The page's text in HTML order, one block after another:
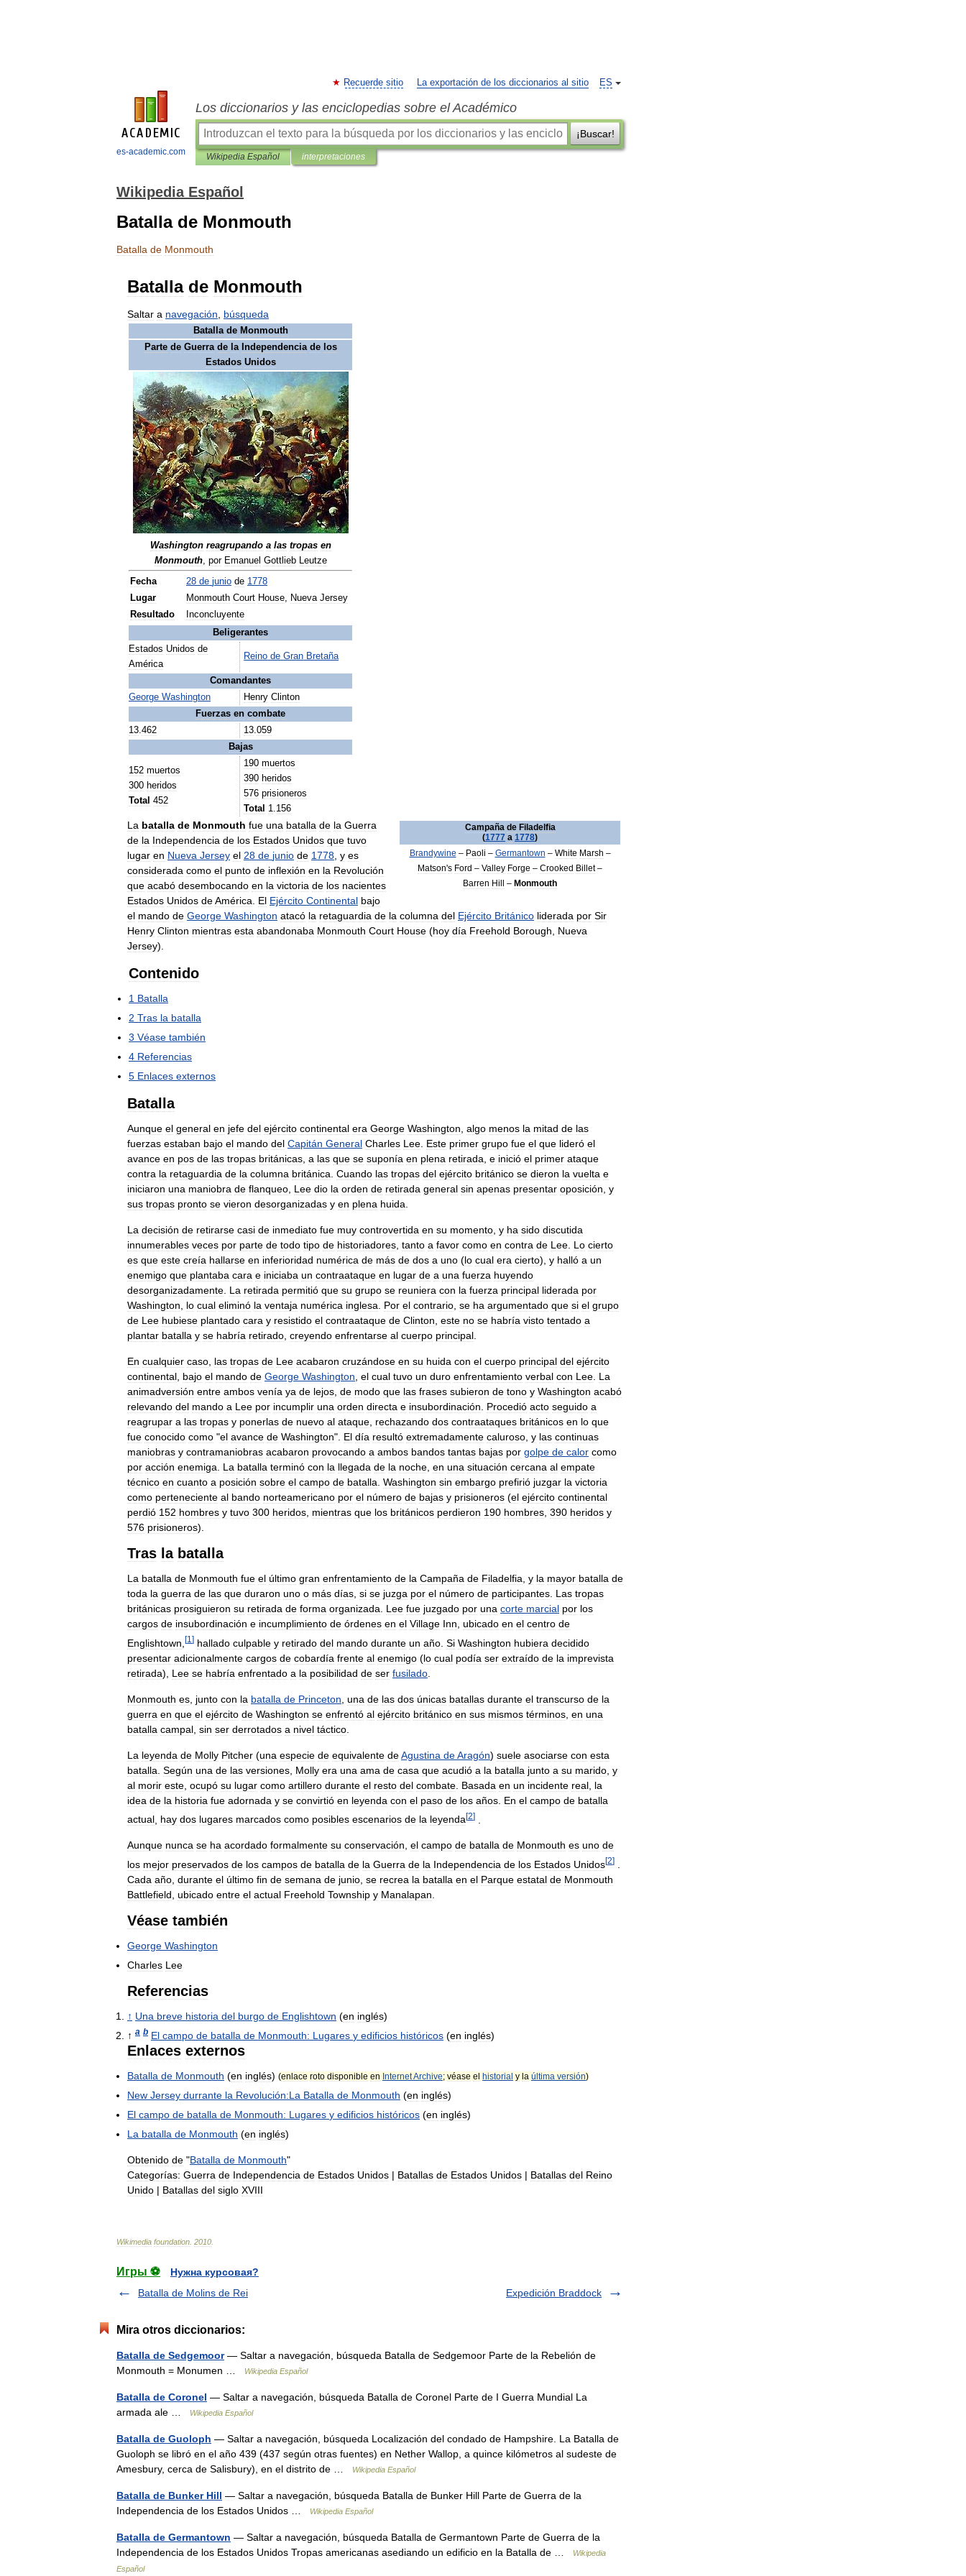
es-academic.com
ES
Recuerde sitio La exportación de los diccionarios al sitio
Los diccionarios y las enciclopedias sobre el Académico
¡Buscar!
Wikipedia Español interpretaciones
Wikipedia Español
Batalla de Monmouth
Batalla de Monmouth
Batalla de Monmouth
Saltar a navegación búsqueda
Batalla de Monmouth
Parte de Guerra de la Independencia de
los
Estados Unidos
Washington reagrupando a las tropas en
Monmouth, por Emanuel Gottlieb Leutze
Fecha 28 de junio de 1778
Lugar
Monmouth Court House, Nueva Jersey
Resultado
Inconcluyente
Beligerantes
Estados Unidos de
América
Reino de Gran Bretaña
Comandantes
George Washington Henry Clinton
Fuerzas en combate
13.462 13.059
Bajas
152 muertos
300 heridos
Total 452
190 muertos
390 heridos
576 prisioneros
Total 1.156
Campaña de Filadelfia
(1777 a 1778)
Brandywine – Paoli – Germantown – White Marsh –
Matson's Ford – Valley Forge – Crooked Billet–
Barren Hill – Monmouth
La batalla de Monmouth fue una batalla de la Guerra
de la Independencia de los Estados Unidos que tuvo
lugar en Nueva Jersey el 28 de junio de 1778 y es
considerada como el punto de inflexión en la Revolución
que acabó desembocando en la victoria de los nacientes
Estados Unidos deAmérica El Ejército Continental bajo
el mando de George Washington atacó la retaguardia de la columna del Ejército Británico liderada por Sir
Henry Clinton mientras esta abandonaba Monmouth Court House (hoy día Freehold Borough
Nueva
Jersey).
Contenido
1 Batalla
2 Tras la batalla
3 Véase también
4 Referencias
5 Enlaces externos
Batalla
Aunque el general en jefe del ejército continental era George Washington algo menos la mitad de las
fuerzas estaban bajo el mando del Capitán General Charles Lee Este primer grupo fue el que lideró el
avance en pos de las tropas británicas a las que se suponía en plena retirada e inició el primer ataque
contra la retaguardia de la columna británica Cuando las tropas del ejército británico se dieron la vuelta e
iniciaron una maniobra de flanqueo Lee dio la orden de retirada general sin apenas presentar oposición y
sus tropas pronto se vieron desorganizadas y en plena huida
La decisión de retirarse casi de inmediato fue muy controvertida en su momento y ha sido discutida
innumerables veces por parte de todo tipo de historiadores tanto a favor como en contra de Lee Lo cierto
es que este creía hallarse en inferioridad numérica de más de dos a uno (lo cual era cierto), y halló a un
enemigo que plantaba cara e iniciaba un contraataque en lugar de a una fuerza huyendo
desorganizadamente La retirada permitió que su grupo se reuniera con la fuerza principal liderada por
Washington
lo cual eliminó la ventaja numérica inglesa Por el contrario se ha argumentado que si el grupo
de Lee hubiese plantado cara y resistido el contraataque de Clinton este no se habría visto tentado a
plantar batalla y se habría retirado creyendo enfrentarse al cuerpo principal
En cualquier caso las tropas de Lee acabaron cruzándose en su huida con el cuerpo principal del ejército
continental bajo el mando de George Washington el cual tuvo un duro enfrentamiento verbal con Lee La
animadversión entre ambos venía ya de lejos de modo que las frases subieron de tono y Washington acabó
relevando del mando a Lee por incumplir una orden directa e insubordinación Procedió acto seguido a
reagrupar a las tropas y ponerlas de nuevo al ataque rechazando dos contraataques británicos en lo que
fue conocido como "el avance de Washington". El día resultó extremadamente caluroso y las continuas
maniobras y contramaniobras acabaron provocando a ambos bandos tantas bajas por golpe de calor como
por acción enemiga La batalla terminó con la llegada de la noche en una situación cercana al empate
técnico en cuanto a posición sobre el campo de batalla Washington sin embargo prefirió juzgar la victoria
como perteneciente al bando norteamericano por el número de bajas y prisioneros (el ejército continental
perdió 152 hombres y tuvo 300 heridos mientras que los británicos perdieron 190 hombres 390 heridos y
576 prisioneros).
Tras la batalla
La batalla de Monmouth fue el último gran enfrentamiento de la Campaña de Filadelfia y la mayor batalla de
toda la guerra de las que duraron uno o más días si se juzga por el número de participantes Las tropas
británicas prosiguieron su retirada de forma organizada Lee fue juzgado por una corte marcial por los
cargos de insubordinación e incumplimiento de órdenes en el Village Inn ubicado en el centro de
Englishtown [1 ] hallado culpable y retirado del mando durante un año Si Washington hubiera decidido
presentar adicionalmente cargos de cobardía frente al enemigo (lo cual podía ser extraído de la imprevista
retirada), Lee se habría enfrentado a la posibilidad de ser fusilado
Monmouth es junto con la batalla de Princeton una de las dos únicas batallas durante el transcurso de la
guerra en que el ejército de Washington se enfrentó al ejército británico en sus mismos términos en una
batalla campal sin ser derrotados a nivel táctico
La leyenda de Molly Pitcher (una especie de equivalente deAgustina deAragón) suele asociarse con esta
batalla Según una de las versiones Molly era una ama de casa que acudió a la batalla junto a su marido y
al morir este ocupó su lugar como artillero durante el resto del combate Basada en un incidente real la
idea de la historia fue adornada y se convirtió en leyenda con el paso de los años En el campo de batalla
actual hay dos lugares marcados como posibles escenarios de la leyenda[2]
Aunque nunca se ha acordado formalmente su conservación, el campo de batalla de Monmouth es uno de
los mejor preservados de los campos de batalla de la Guerra de la Independencia de los Estados Unidos[2]
Cada año durante el último fin de semana de junio se recrea la batalla en el Parque estatal de Monmouth
Battlefield ubicado entre el actual Freehold Township y Manalapan
Véase también
George Washington
Charles Lee
Referencias
↑ Una breve historia del burgo de Englishtown (en inglés)
↑ a b El campo de batalla de Monmouth: Lugares y edificios históricos (en inglés)
Enlaces externos
Batalla de Monmouth (en inglés) (enlace roto disponible en InternetArchive; véase el historial y la última versión)
New Jersey durrante la Revolución:La Batalla de Monmouth (en inglés)
El campo de batalla de Monmouth: Lugares y edificios históricos (en inglés)
La batalla de Monmouth (en inglés)
Obtenido de "Batalla de Monmouth"
Categorías: Guerra de Independencia de Estados Unidos | Batallas de Estados Unidos | Batallas del Reino
Unido | Batallas del siglo XVIII
Wikimedia foundation 2010
Игры ⚽
Нужна курсовая?
Batalla de Molins de Rei
Expedición Braddock
Mira otros diccionarios:
Batalla de Sedgemoor— Saltar a navegación, búsqueda Batalla de Sedgemoor Parte de la Rebelión de
Monmouth = Monumen …
Wikipedia Español
Batalla de Coronel — Saltar a navegación, búsqueda Batalla de Coronel Parte de I Guerra Mundial La
armada ale …
Wikipedia Español
Batalla de Guoloph — Saltar a navegación, búsqueda Localización del condado de Hampshire. La Batalla de
Guoloph se libró en el año 439 (437 según otras fuentes) en Nether Wallop, a quince kilómetros al sudeste de
Amesbury, cerca de Salisbury), en el distrito de …
Wikipedia Español
Batalla de Bunker Hill — Saltar a navegación, búsqueda Batalla de Bunker Hill Parte de Guerra de la
Independencia de los Estados Unidos …
Wikipedia Español
Batalla de Germantown — Saltar a navegación, búsqueda Batalla de Germantown Parte de Guerra de la
Independencia de los Estados Unidos Tropas americanas asediando un edificio en la Batalla de …
Wikipedia
Español